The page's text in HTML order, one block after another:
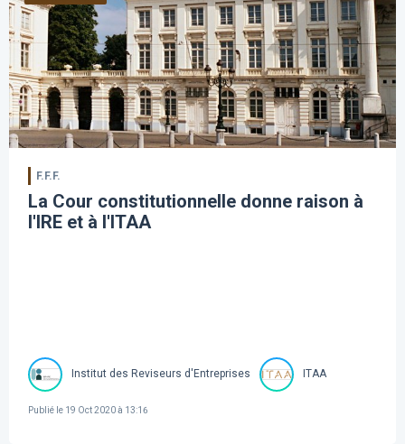
F.F.F.
La Cour constitutionnelle donne raison à
l'IRE et à l'ITAA
Institut des Reviseurs d'Entreprises ITAA
Publié le 19 Oct 2020 à 13:16